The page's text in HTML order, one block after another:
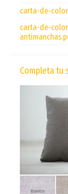
carta-de-
carta-de-
Completa tu